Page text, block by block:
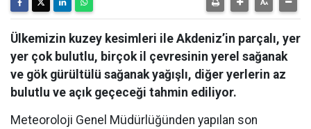
Ülkemizin kuzey kesimleri ile Akdeniz’in parçalı, yer
yer çok bulutlu, birçok il çevresinin yerel sağanak
ve gök gürültülü sağanak yağışlı, diğer yerlerin az
bulutlu ve açık geçeceği tahmin ediliyor.
Meteoroloji Genel Müdürlüğünden yapılan son